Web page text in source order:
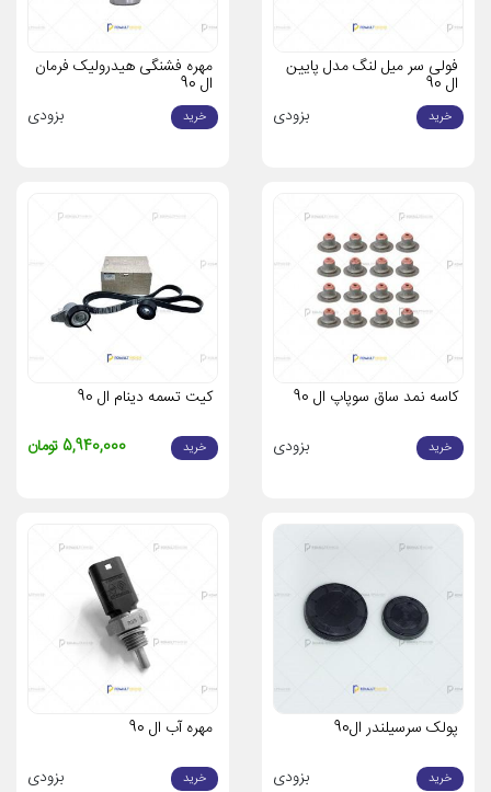
فولی سر میل لنگ مدل پایین
ال 90
خرید بزودی
مهره فشنگی هیدرولیک فرمان
ال 90
خرید بزودی
کاسه نمد ساق سوپاپ ال 90
خرید بزودی
کیت تسمه دینام ال 90
خرید 5,940,000 تومان
پولک سرسیلندر ال90
خرید بزودی
مهره آب ال 90
خرید بزودی